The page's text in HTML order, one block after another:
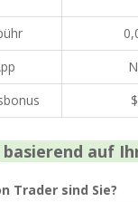
auf
Trader sind Sie?